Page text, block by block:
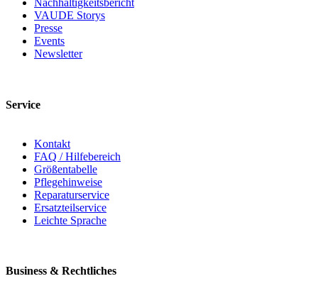
Nachhaltigkeitsbericht
VAUDE Storys
Presse
Events
Newsletter
Service
Kontakt
FAQ / Hilfebereich
Größentabelle
Pflegehinweise
Reparaturservice
Ersatzteilservice
Leichte Sprache
Business & Rechtliches